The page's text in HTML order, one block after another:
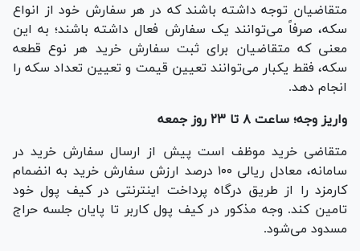
متقاضیان توجه داشته باشند که در هر سفارش خود از انواع
سکه، صرفاً می‌توانند یک سفارش فعال داشته باشند؛ به این
معنی که متقاضیان برای ثبت سفارش خرید هر نوع قطعه
سکه، فقط یکبار می‌توانند تعیین قیمت و تعیین تعداد سکه را
انجام دهد.
واریز وجه؛ ساعت ۸ تا ۲۳ روز جمعه
متقاضی خرید موظف است پیش از ارسال سفارش خرید در
سامانه، معادل ریالی ۱۰۰ درصد ارزش سفارش خرید به انضمام
کارمزد را از طریق درگاه پرداخت اینترنتی در کیف پول خود
تامین کند. وجه مذکور در کیف پول کاربر تا پایان جلسه حراج
مسدود می‌شود.